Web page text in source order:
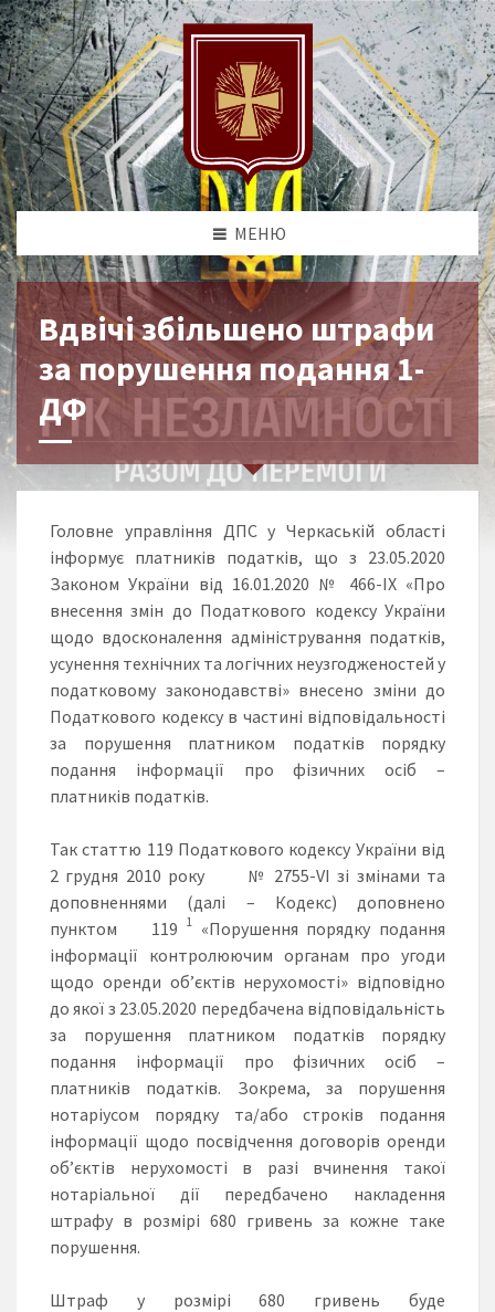
МЕНЮ
Вдвічі збільшено штрафи
за порушення подання 1-
ДФ
Головне управління ДПС у Черкаській області
інформує платників податків, що з 23.05.2020
Законом України від 16.01.2020 № 466-ІХ «Про
внесення змін до Податкового кодексу України
щодо вдосконалення адміністрування податків,
усунення технічних та логічних неузгодженостей у
податковому законодавстві» внесено зміни до
Податкового кодексу в частині відповідальності
за порушення платником податків порядку
подання інформації про фізичних осіб –
платників податків.
Так статтю 119 Податкового кодексу України від
2 грудня 2010 року № 2755-VI зі змінами та
доповненнями (далі – Кодекс) доповнено
пунктом 119 1«Порушення порядку подання
інформації контролюючим органам про угоди
щодо оренди об’єктів нерухомості» відповідно
до якої з 23.05.2020 передбачена відповідальність
за порушення платником податків порядку
подання інформації про фізичних осіб –
платників податків. Зокрема, за порушення
нотаріусом порядку та/або строків подання
інформації щодо посвідчення договорів оренди
об’єктів нерухомості в разі вчинення такої
нотаріальної дії передбачено накладення
штрафу в розмірі 680 гривень за кожне таке
порушення.
Штраф у розмірі 680 гривень буде